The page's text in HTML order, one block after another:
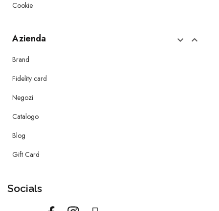
Cookie
Azienda  
Brand
Fidelity card
Negozi
Catalogo
Blog
Gift Card
Socials